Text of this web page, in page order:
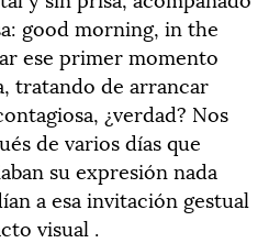
good morning, in the
ese primer momento
tratando de arrancar
¿verdad? Nos
de varios días que
su expresión nada
a esa invitación gestual
visual .